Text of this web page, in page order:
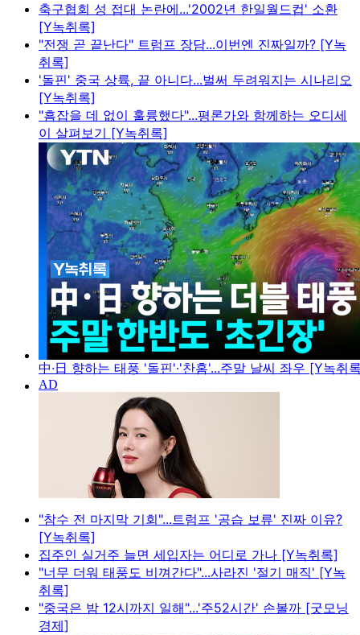
축구협회 성 접대 논란에...'2002년 한일월드컵' 소환
[Y녹취록]
"전쟁 곧 끝난다" 트럼프 장담...이번엔 진짜일까? [Y녹
취록]
'돌핀' 중국 상륙, 끝 아니다...벌써 두려워지는 시나리오
[Y녹취록]
"흠잡을 데 없이 훌륭했다"...평론가와 함께하는 오디세
이 살펴보기 [Y녹취록]
中·日 향하는 태풍 '돌핀'·'찬홈'...주말 날씨 좌우 [Y녹취
"참수 전 마지막 기회"...트럼프 '공습 보류' 진짜 이유?
[Y녹취록]
집주인 실거주 늘면 세입자는 어디로 가나 [Y녹취록]
"너무 더워 태풍도 비껴간다"...사라진 '절기 매직' [Y녹
취록]
"중국은 밤 12시까지 일해"...'주52시간' 손볼까 [굿모닝
경제]